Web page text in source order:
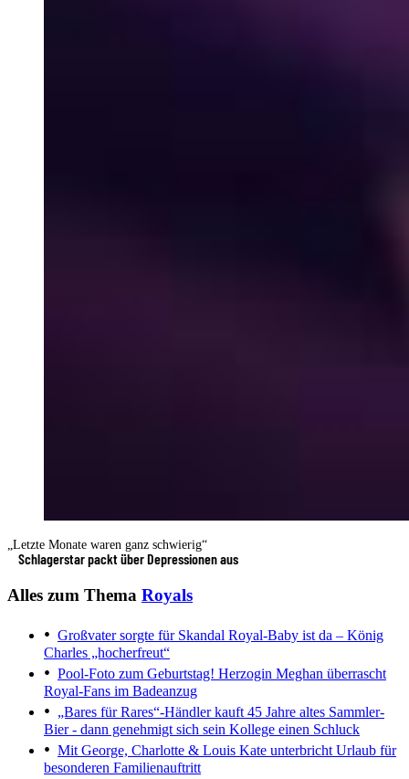
„Letzte Monate waren ganz schwierig“
Schlagerstar packt über Depressionen aus
Alles zum Thema Royals
Großvater sorgte für Skandal Royal-Baby ist da – König
Charles „hocherfreut“
Pool-Foto zum Geburtstag! Herzogin Meghan überrascht
Royal-Fans im Badeanzug
„Bares für Rares“-Händler kauft 45 Jahre altes Sammler-
Bier - dann genehmigt sich sein Kollege einen Schluck
Mit George, Charlotte & Louis Kate unterbricht Urlaub für
besonderen Familienauftritt